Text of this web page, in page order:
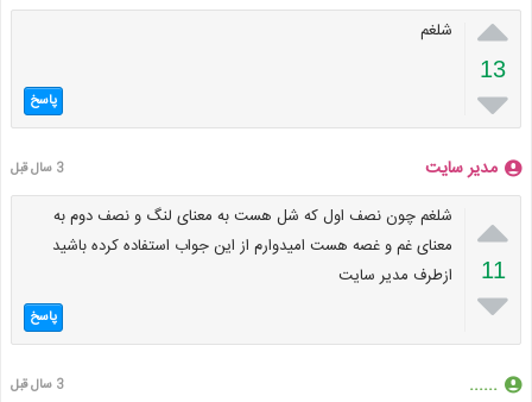

13

شلغم
پاسخ
مدیر سایت 3 سال قبل

11

شلغم چون نصف اول که شل هست به معنای لنگ و نصف دوم به
معنای غم و غصه هست امیدوارم از این جواب استفاده کرده باشید
ازطرف مدیر سایت
پاسخ
...... 3 سال قبل